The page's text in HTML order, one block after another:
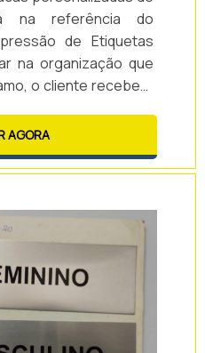
na referência do
de Etiquetas
na organização que
o cliente receberá
que solucionem
INFORMAÇÕES
DE
em uma empresa
AGORA